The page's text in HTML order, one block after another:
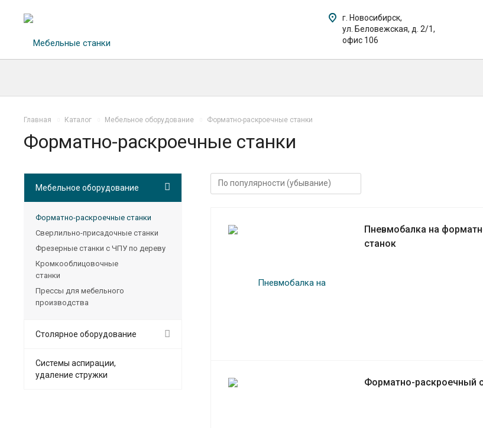
г. Новосибирск,
ул. Беловежская, д. 2/1,
офис 106
Главная Каталог Мебельное оборудование Форматно-раскроечные станки
Форматно-раскроечные станки
Пневмобалка на
станок
Форматно-раскроечный
Мебельное оборудование
Форматно-раскроечные станки
Сверлильно-присадочные станки
Фрезерные станки с ЧПУ по дереву
Кромкооблицовочные
станки
Прессы для мебельного
производства
Столярное оборудование
Системы аспирации,
удаление стружки